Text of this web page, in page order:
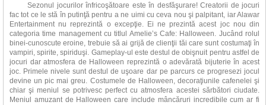
Sezonul jocurilor înfricoşătoare este în desfăşurare! Creatorii de jocuri
fac tot ce le stă în putinţă pentru a ne uimi cu ceva nou şi palpitant, iar Alawar
Entertainment nu reprezintă o excepţie. Ei ne prezintă acest joc nou din
categoria time management cu titlul Amelie’s Cafe: Halloween. Jucând rolul
binei-cunoscute eroine, trebuie să ai grijă de clienţii tăi care sunt costumaţi în
vampiri, spirite, spiriduşi. Gameplay-ul este destul de obişnuit pentru astfel de
jocuri dar atmosfera de Halloween reprezintă o adevărată bijuterie în acest
joc. Primele nivele sunt destul de uşoare dar pe parcurs ce progresezi jocul
devine un pic mai greu. Costumele de Halloween, decoraţiunile cafenelei şi
chiar şi meniul se potrivesc perfect cu atmosfera acestei sărbători ciudate.
Meniul amuzant de Halloween care include mâncăruri incredibile cum ar fi